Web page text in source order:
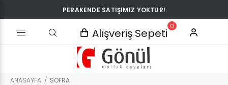
PERAKENDE SATIŞIMIZ YOKTUR!
Alışveriş Sepeti
0
ANASAYFA SOFRA